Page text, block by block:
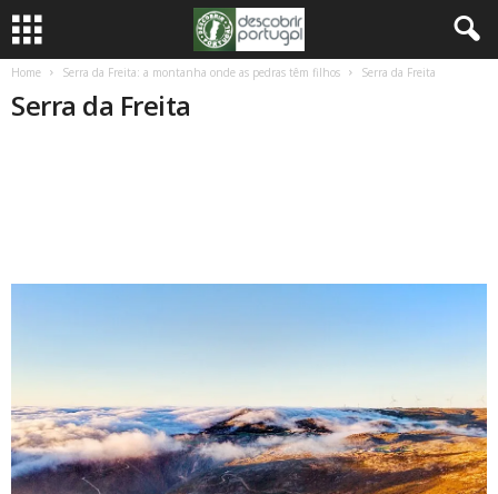
Home Serra da Freita: a montanha onde as pedras têm filhos Serra da Freita
Serra da Freita